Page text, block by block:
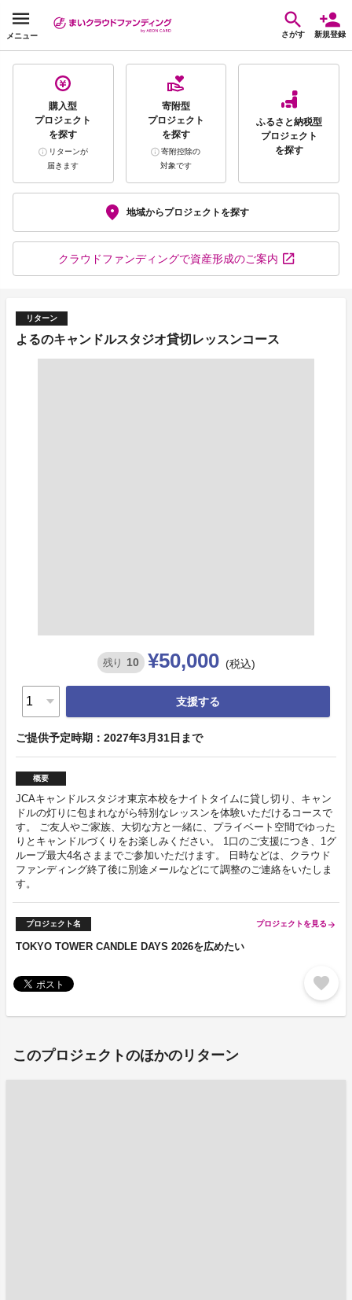
メニュー さがす 新規登録
購入型
プロジェクト
を探す
リターンが
届きます
寄附型
プロジェクト
を探す
寄附控除の
対象です
ふるさと納税型
プロジェクト
を探す
地域からプロジェクトを探す
クラウドファンディングで資産形成のご案内
リターン
よるのキャンドルスタジオ貸切レッスンコース
残り 10 ¥50,000 (税込)
支援する
ご提供予定時期：2027年3月31日まで
概要
JCAキャンドルスタジオ東京本校をナイトタイムに貸し切り、キャン
ドルの灯りに包まれながら特別なレッスンを体験いただけるコースで
す。 ご友人やご家族、大切な方と一緒に、プライベート空間でゆった
りとキャンドルづくりをお楽しみください。 1口のご支援につき、1グ
ループ最大4名さままでご参加いただけます。 日時などは、クラウド
ファンディング終了後に別途メールなどにて調整のご連絡をいたしま
す。
プロジェクト名 プロジェクトを見る arrow_forward
TOKYO TOWER CANDLE DAYS 2026を広めたい
favorite
このプロジェクトのほかのリターン